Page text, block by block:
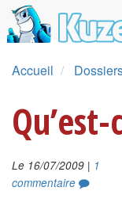
Accueil
Le 16/07/2009 | 1
commentaire